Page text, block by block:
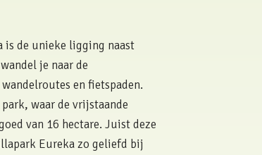
is de unieke ligging naast
je naar de
en fietspaden.
waar de vrijstaande
van 16 hectare. Juist deze
Eureka zo geliefd bij